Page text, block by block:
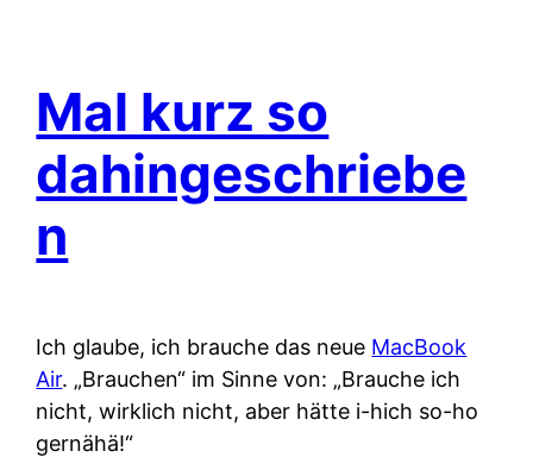
Mal kurz so
dahingeschriebe
n
Ich glaube, ich brauche das neue MacBook
Air. „Brauchen“ im Sinne von: „Brauche ich
nicht, wirklich nicht, aber hätte i-hich so-ho
gernähä!“